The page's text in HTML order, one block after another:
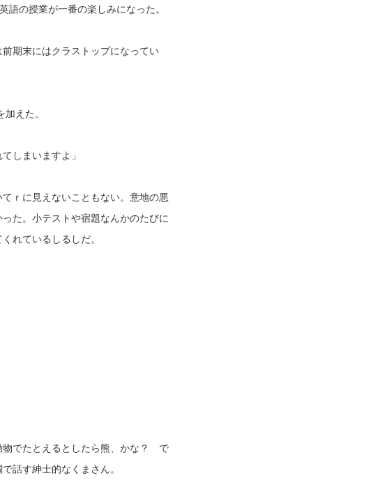
の授業が一番の楽しみになった。
期末にはクラストップになってい
えた。
しまいますよ」
ｒに見えないこともない。意地の悪
た。小テストや宿題なんかのたびに
れているしるしだ。
物でたとえるとしたら熊、かな？ で
話す紳士的なくまさん。